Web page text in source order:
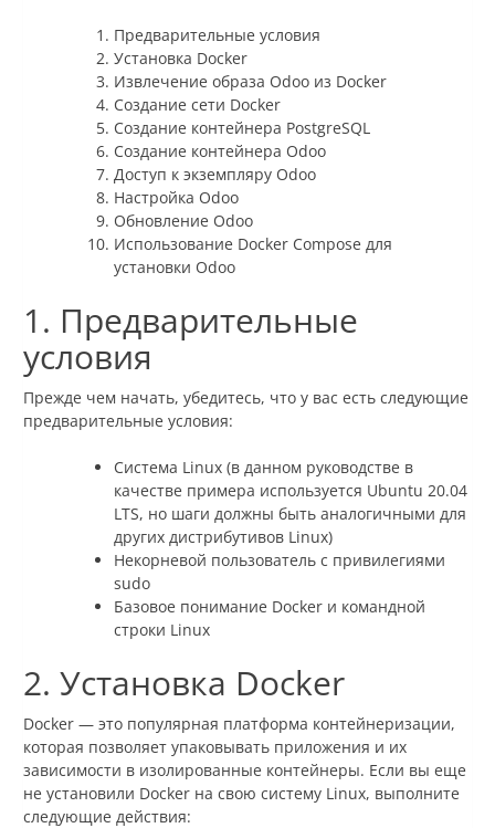
Предварительные условия
Установка Docker
Извлечение образа Odoo из Docker
Создание сети Docker
Создание контейнера PostgreSQL
Создание контейнера Odoo
Доступ к экземпляру Odoo
Настройка Odoo
Обновление Odoo
Использование Docker Compose для
установки Odoo
1. Предварительные
условия
Прежде чем начать, убедитесь, что у вас есть следующие
предварительные условия:
Система Linux (в данном руководстве в
качестве примера используется Ubuntu 20.04
LTS, но шаги должны быть аналогичными для
других дистрибутивов Linux)
Некорневой пользователь с привилегиями
sudo
Базовое понимание Docker и командной
строки Linux
2. Установка Docker
Docker — это популярная платформа контейнеризации,
которая позволяет упаковывать приложения и их
зависимости в изолированные контейнеры. Если вы еще
не установили Docker на свою систему Linux, выполните
следующие действия: